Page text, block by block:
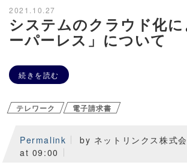
2021.10.27
システムのクラウド化
ーパーレス」について
続きを読む
テレワーク 電子請求書
Permalink
by ネットリンクス株式
at 09:00